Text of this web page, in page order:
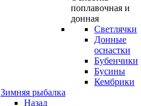
поплавочная и
донная
Светлячки
Донные
оснастки
Бубенчики
Бусины
Кембрики
Зимняя рыбалка
Назад